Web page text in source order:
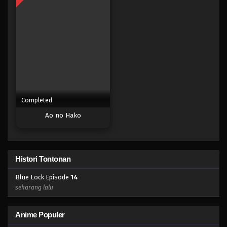
Blue Lock Episode 17
Blue Lock Episode 16
Eps 16 - Episode 16 - April 17, 2023
Blue Lock Episode 15
Completed
Ao no Hako
Histori Tontonan
Blue Lock Episode 14
sekarang lalu
Anime Populer